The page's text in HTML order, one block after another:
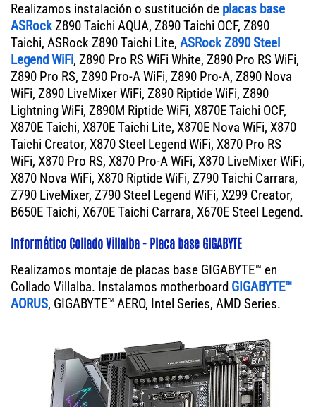
Realizamos instalación o sustitución de placas base
ASRockZ890 Taichi AQUA, Z890 Taichi OCF, Z890
Taichi, ASRock Z890 Taichi Lite, ASRock Z890 Steel
Legend WiFi, Z890 Pro RS WiFi White, Z890 Pro RS WiFi,
Z890 Pro RS, Z890 Pro-A WiFi, Z890 Pro-A, Z890 Nova
WiFi, Z890 LiveMixer WiFi, Z890 Riptide WiFi, Z890
Lightning WiFi, Z890M Riptide WiFi, X870E Taichi OCF,
X870E Taichi, X870E Taichi Lite, X870E Nova WiFi, X870
Taichi Creator, X870 Steel Legend WiFi, X870 Pro RS
WiFi, X870 Pro RS, X870 Pro-A WiFi, X870 LiveMixer WiFi,
X870 Nova WiFi, X870 Riptide WiFi, Z790 Taichi Carrara,
Z790 LiveMixer, Z790 Steel Legend WiFi, X299 Creator,
B650E Taichi, X670E Taichi Carrara, X670E Steel Legend.
Informático Collado Villalba - Placa base GIGABYTE
Realizamos montaje de placas base GIGABYTE™ en
Collado Villalba. Instalamos motherboard GIGABYTE™
AORUS, GIGABYTE™ AERO, Intel Series, AMD Series.